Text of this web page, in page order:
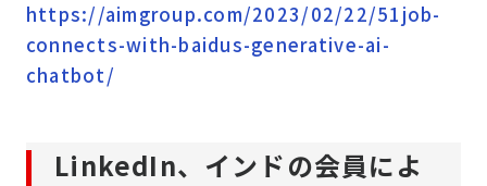
https://aimgroup.com/2023/02/22/51job-
connects-with-baidus-generative-ai-
chatbot/
LinkedIn、インドの会員によ